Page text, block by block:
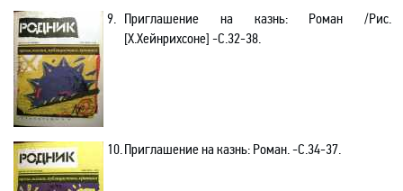
9. Приглашение на казнь: Роман /Рис.
[Х.Хейнрихсоне] -C.32-38.
10.Приглашение на казнь: Роман. -C.34-37.